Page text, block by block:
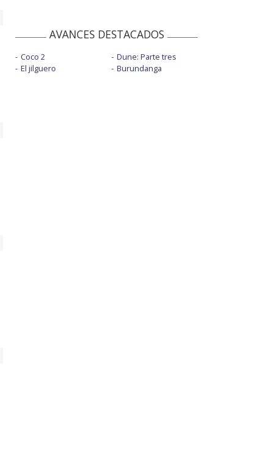
AVANCES DESTACADOS
Coco 2
El jilguero
Dune: Parte tres
Burundanga